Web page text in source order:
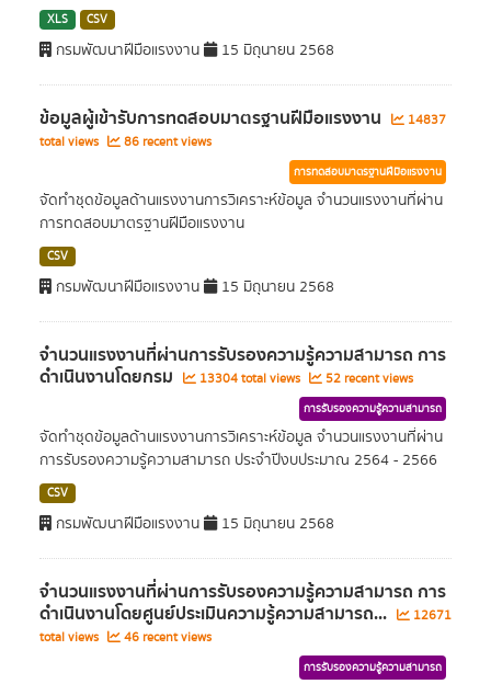
XLS CSV
กรมพัฒนาฝีมือแรงงาน 15 มิถุนายน 2568
ข้อมูลผู้เข้ารับการทดสอบมาตรฐานฝีมือแรงงาน
14837
total views
86 recent views
การทดสอบมาตรฐานฝีมือแรงงาน
จัดทำชุดข้อมูลด้านแรงงานการวิเคราะห์ข้อมูล จำนวนแรงงานที่ผ่าน
การทดสอบมาตรฐานฝีมือแรงงาน
CSV
กรมพัฒนาฝีมือแรงงาน 15 มิถุนายน 2568
จำนวนแรงงานที่ผ่านการรับรองความรู้ความสามารถ การ
ดำเนินงานโดยกรม 13304 total views 52 recent views
การรับรองความรู้ความสามารถ
จัดทำชุดข้อมูลด้านแรงงานการวิเคราะห์ข้อมูล จำนวนแรงงานที่ผ่าน
การรับรองความรู้ความสามารถ ประจำปีงบประมาณ 2564 - 2566
CSV
กรมพัฒนาฝีมือแรงงาน 15 มิถุนายน 2568
จำนวนแรงงานที่ผ่านการรับรองความรู้ความสามารถ การ
ดำเนินงานโดยศูนย์ประเมินความรู้ความสามารถ...
12671
total views
46 recent views
การรับรองความรู้ความสามารถ